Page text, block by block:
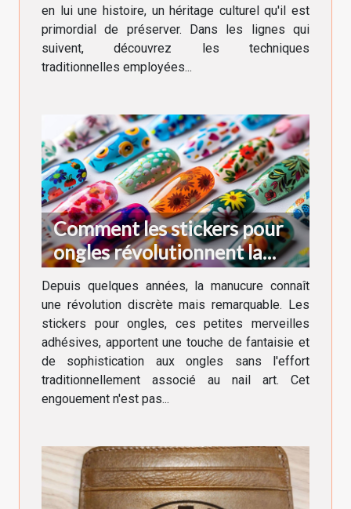
en lui une histoire, un héritage culturel qu'il est
primordial de préserver. Dans les lignes qui
suivent, découvrez les techniques
traditionnelles employées...
Comment les stickers pour
ongles révolutionnent la
manucure moderne
Depuis quelques années, la manucure connaît
une révolution discrète mais remarquable. Les
stickers pour ongles, ces petites merveilles
adhésives, apportent une touche de fantaisie et
de sophistication aux ongles sans l'effort
traditionnellement associé au nail art. Cet
engouement n'est pas...